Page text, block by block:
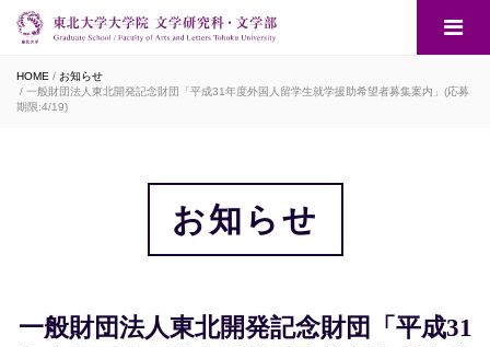
HOME
お知らせ
一般財団法人東北開発記念財団「平成31年度外国人留学生就学援助希望者募集案内」(応募
期限:4/19)
お知らせ
一般財団法人東北開発記念財団「平成31